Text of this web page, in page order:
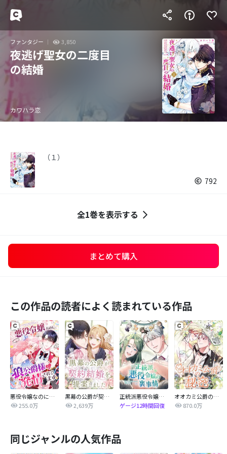
ファンタジー 3,850
夜逃げ聖女の二度目
の結婚
カワハラ恋
（１）
792
全1巻を表示する
まとめて購入
この作品の読者によく読まれている作品
悪役令嬢なのに、狼公爵様に発情されてます
255.0万
黒幕の公爵が契約結婚を提案しました
2,639万
正統派悪役令嬢の裏事情
ゲージ12時間回復
オオカミ公爵の秘密
870.0万
同じジャンルの人気作品